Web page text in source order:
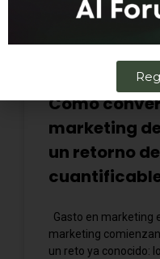
Cómo
marketing
un retorno
cuantificable
Gasto en marketing
marketing
un reto ya conocido: